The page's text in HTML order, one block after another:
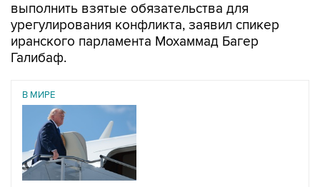
выполнить взятые обязательства для
урегулирования конфликта, заявил спикер
иранского парламента Мохаммад Багер
Галибаф.
В МИРЕ